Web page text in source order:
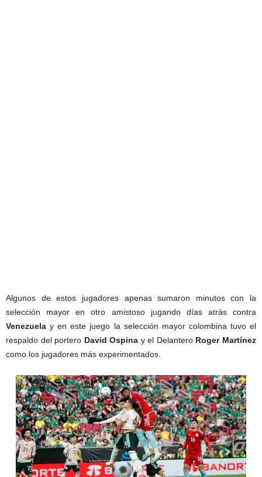
Algunos de estos jugadores apenas sumaron minutos con la
selección mayor en otro amistoso jugando días atrás contra
Venezuela y en este juego la selección mayor colombina tuvo el
respaldo del portero David Ospina y el Delantero Roger Martínez
como los jugadores más experimentados.